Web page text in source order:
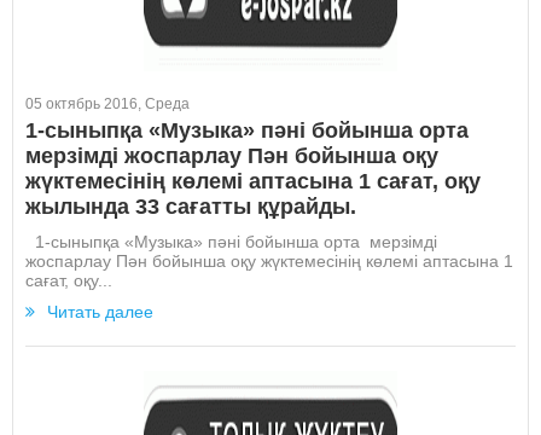
05 октябрь 2016, Среда
1-сыныпқа «Музыка» пәні бойынша орта
мерзімді жоспарлау Пән бойынша оқу
жүктемесінің көлемі аптасына 1 сағат, оқу
жылында 33 сағатты құрайды.
1-сыныпқа «Музыка» пәні бойынша орта мерзімді
жоспарлау Пән бойынша оқу жүктемесінің көлемі аптасына 1
сағат, оқу...
Читать далее